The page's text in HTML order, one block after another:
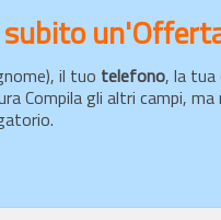
subito
il tuo telefono, la tua
Compila gli altri campi, ma